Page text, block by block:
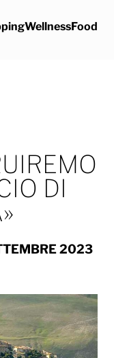
WellnessFood
DI
2023